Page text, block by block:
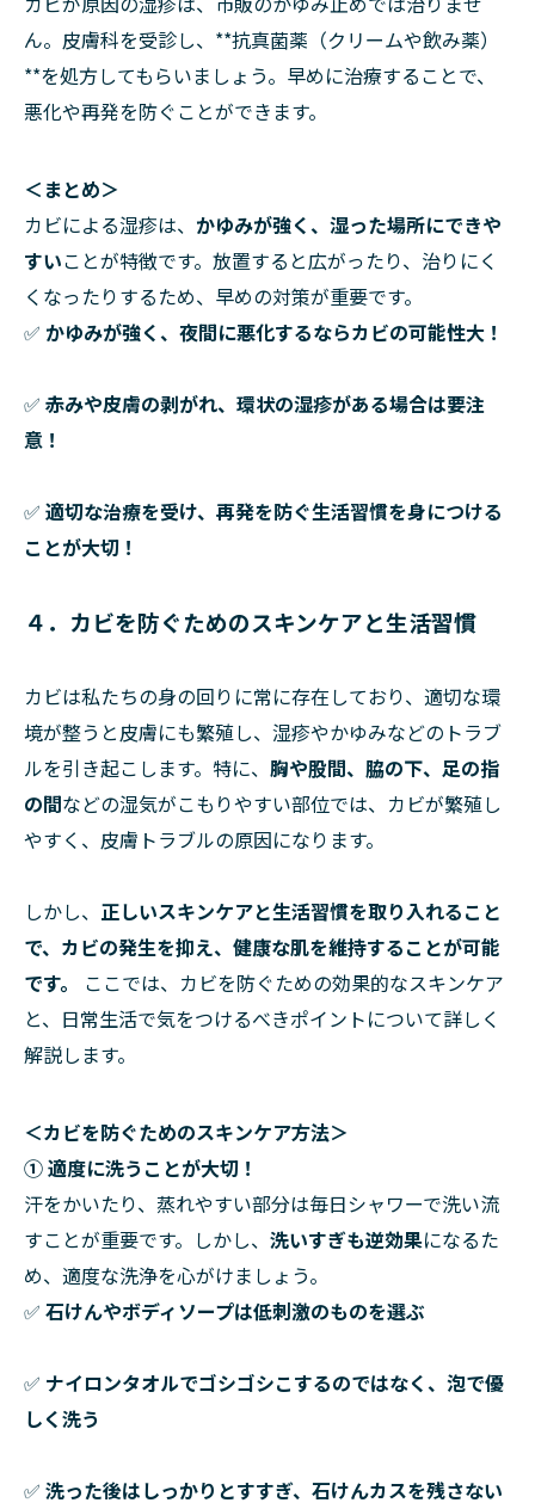
ん。皮膚科を受診し、**抗真菌薬（クリームや飲み薬）
**を処方してもらいましょう。早めに治療することで、
悪化や再発を防ぐことができます。
＜まとめ＞
カビによる湿疹は、 かゆみが強く、湿った場所にできや
すいことが特徴です。放置すると広がったり、治りにく
くなったりするため、早めの対策が重要です。
✅ かゆみが強く、夜間に悪化するならカビの可能性大！
✅ 赤みや皮膚の剥がれ、環状の湿疹がある場合は要注
意！
✅ 適切な治療を受け、再発を防ぐ生活習慣を身につける
ことが大切！
４．カビを防ぐためのスキンケアと生活習慣
カビは私たちの身の回りに常に存在しており、適切な環
境が整うと皮膚にも繁殖し、湿疹やかゆみなどのトラブ
ルを引き起こします。特に、 胸や股間、脇の下、足の指
の間などの湿気がこもりやすい部位では、カビが繁殖し
やすく、皮膚トラブルの原因になります。
しかし、 正しいスキンケアと生活習慣を取り入れること
で、カビの発生を抑え、健康な肌を維持することが可能
です。
ここでは、カビを防ぐための効果的なスキンケア
と、日常生活で気をつけるべきポイントについて詳しく
解説します。
＜カビを防ぐためのスキンケア方法＞
① 適度に洗うことが大切！
汗をかいたり、蒸れやすい部分は毎日シャワーで洗い流
すことが重要です。しかし、 洗いすぎも逆効果になるた
め、適度な洗浄を心がけましょう。
✅ 石けんやボディソープは低刺激のものを選ぶ
✅ ナイロンタオルでゴシゴシこするのではなく、泡で優
しく洗う
✅ 洗った後はしっかりとすすぎ、石けんカスを残さない